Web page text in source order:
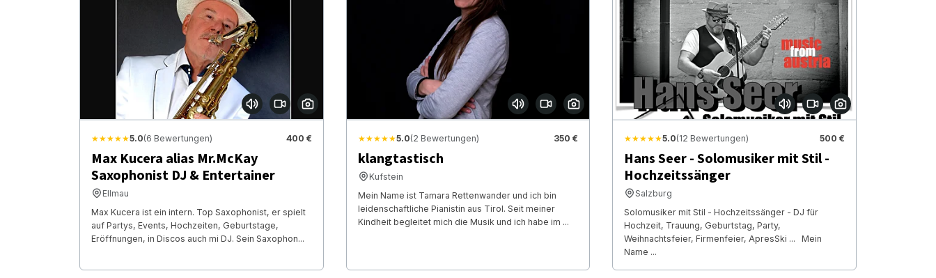
★★★★★5.0(6 Bewertungen) 400 €
Max Kucera alias Mr.McKay
Saxophonist DJ & Entertainer
Ellmau
Max Kucera ist ein intern. Top Saxophonist, er spielt
auf Partys, Events, Hochzeiten, Geburtstage,
Eröffnungen, in Discos auch mi DJ. Sein Saxophon...
★★★★★5.0(2 Bewertungen) 350 €
klangtastisch
Kufstein
Mein Name ist Tamara Rettenwander und ich bin
leidenschaftliche Pianistin aus Tirol. Seit meiner
Kindheit begleitet mich die Musik und ich habe im ...
★★★★★5.0(12 Bewertungen) 500 €
Hans Seer - Solomusiker mit Stil -
Hochzeitssänger
Salzburg
Solomusiker mit Stil - Hochzeitssänger - DJ für
Hochzeit, Trauung, Geburtstag, Party,
Weihnachtsfeier, Firmenfeier, ApresSki ... Mein
Name ...